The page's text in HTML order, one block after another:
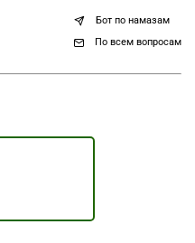
Бот по намазам
По всем вопросам